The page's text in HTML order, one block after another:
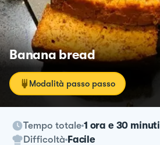
Banana bread
Modalità passo passo
Tempo totale 1 ora e 30 minuti
Difficoltà Facile